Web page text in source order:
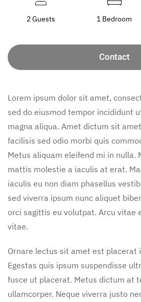
2 Guests 1 Bedroom
Contact
Lorem ipsum dolor sit amet,
sed do eiusmod tempor incididunt
magna aliqua. Amet dictum sit
facilisis sed odio morbi quis
Metus aliquam eleifend mi in nulla.
mattis molestie a iaculis at erat.
iaculis eu non diam phasellus
sed viverra ipsum nunc aliquet
orci sagittis eu volutpat. Arcu vitae
vitae.
Ornare lectus sit amet est placerat
Egestas quis ipsum suspendisse
fusce ut placerat. Metus dictum at
ullamcorper. Neque viverra justo